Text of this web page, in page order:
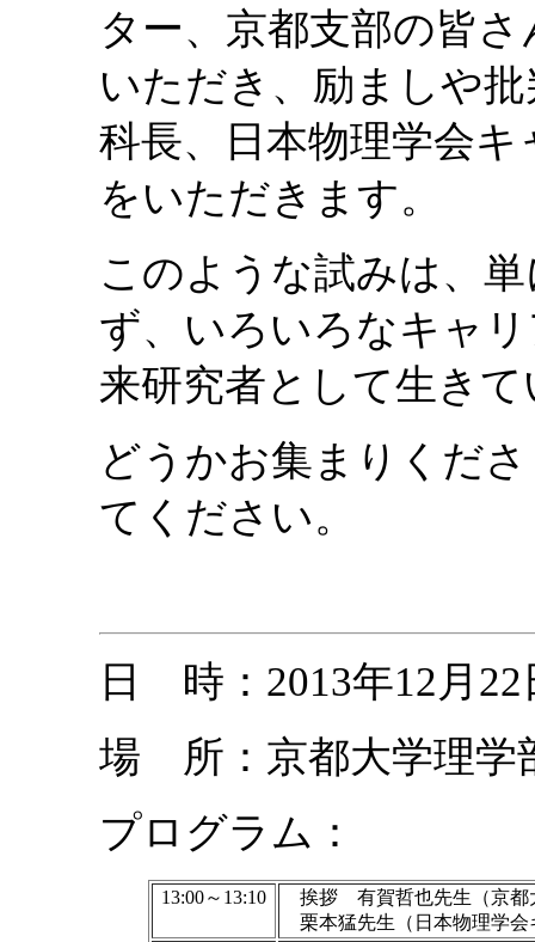
ター、京都支部の皆
いただき、励ましや
科長、日本物理学会
をいただきます。
このような試みは、
ず、いろいろなキャ
来研究者として生き
どうかお集まりくだ
てください。
日 時：2013年12月22
場 所：京都大学理学
プログラム：
13:00～13:10
挨拶 有賀哲也先生（京都
栗本猛先生（日本物理学会